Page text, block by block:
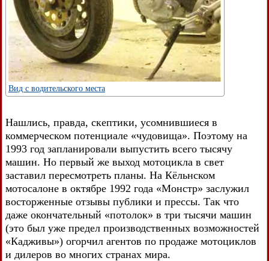
Вид с водительского места
Нашлись, правда, скептики, усомнившиеся в
коммерческом потенциале «чудовища». Поэтому на
1993 год запланировали выпустить всего тысячу
машин. Но первый же выход мотоцикла в свет
заставил пересмотреть планы. На Кёльнском
мотосалоне в октябре 1992 года «Монстр» заслужил
восторженные отзывы публики и прессы. Так что
даже окончательный «потолок» в три тысячи машин
(это был уже предел производственных возможностей
«Кадживы») огорчил агентов по продаже мотоциклов
и дилеров во многих странах мира.